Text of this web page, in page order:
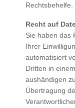
Rechtsbehelfe.
Recht auf
Sie haben das
Ihrer
automatisiert
Dritten in
aushändigen
Übertragung